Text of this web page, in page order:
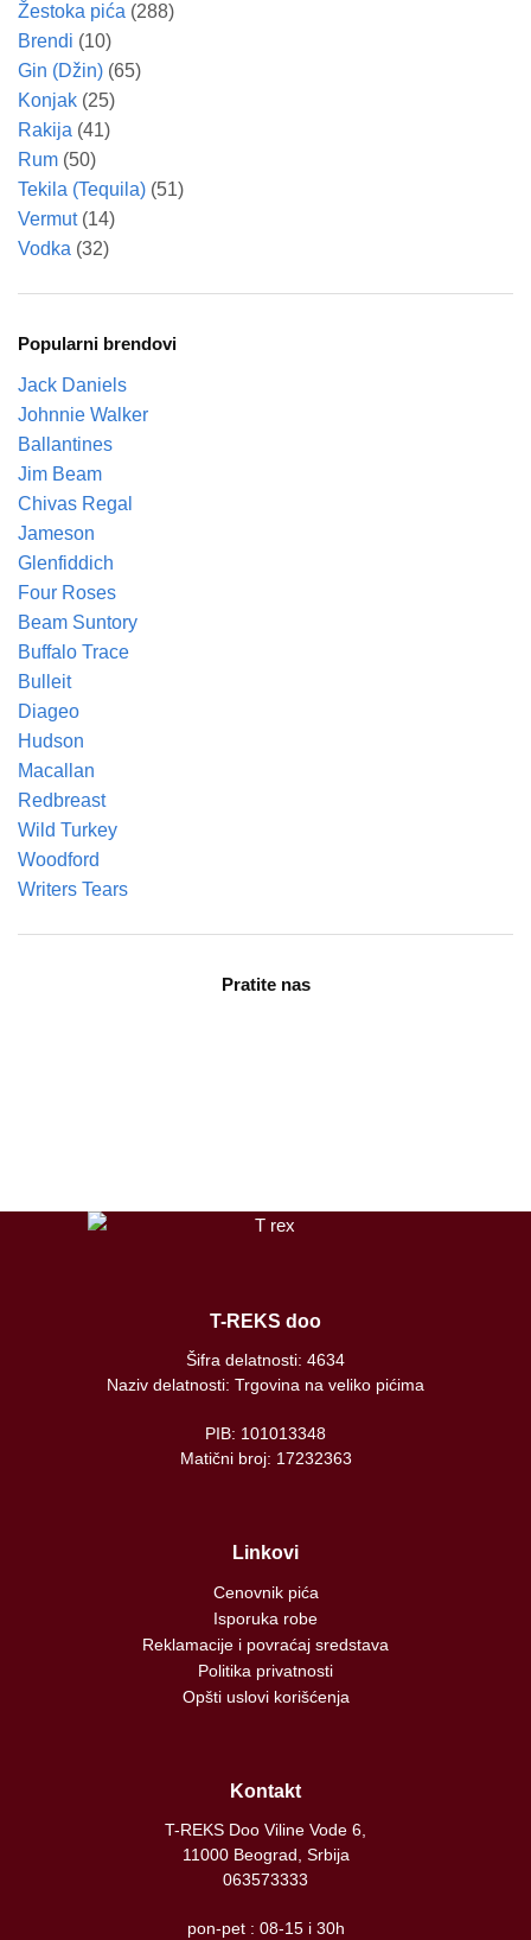
Žestoka pića (288)
Brendi (10)
Gin (Džin) (65)
Konjak (25)
Rakija (41)
Rum (50)
Tekila (Tequila) (51)
Vermut (14)
Vodka (32)
Popularni brendovi
Jack Daniels
Johnnie Walker
Ballantines
Jim Beam
Chivas Regal
Jameson
Glenfiddich
Four Roses
Beam Suntory
Buffalo Trace
Bulleit
Diageo
Hudson
Macallan
Redbreast
Wild Turkey
Woodford
Writers Tears
Pratite nas
T-REKS doo
Šifra delatnosti: 4634
Naziv delatnosti: Trgovina na veliko pićima
PIB: 101013348
Matični broj: 17232363
Linkovi
Cenovnik pića
Isporuka robe
Reklamacije i povraćaj sredstava
Politika privatnosti
Opšti uslovi korišćenja
Kontakt
T-REKS Doo Viline Vode 6,
11000 Beograd, Srbija
063573333
pon-pet : 08-15 i 30h